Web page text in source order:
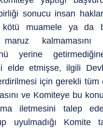
sonucu insan
kötü muamele ya da
kalmamasını
yerine
elde etmişse, ilgili
için gerekli tüm
ve Komiteye bu
iletmesini talep
uyulmadığı Komite